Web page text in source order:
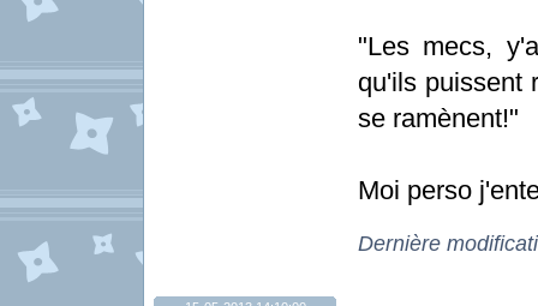
"Les mecs,
qu'ils puissent
se ramènent!"
Moi perso
Dernière